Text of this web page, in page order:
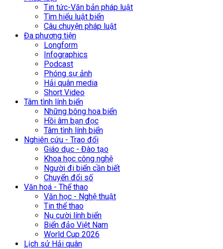
Tin tức-Văn bản pháp luật
Tìm hiểu luật biển
Câu chuyện pháp luật
Đa phương tiện
Longform
Infographics
Podcast
Phóng sự ảnh
Hải quân media
Short Video
Tâm tình lính biển
Những bông hoa biển
Hồi âm bạn đọc
Tâm tình lính biển
Nghiên cứu - Trao đổi
Giáo dục - Đào tạo
Khoa học công nghệ
Người đi biển cần biết
Chuyển đổi số
Văn hoá - Thể thao
Văn học - Nghệ thuật
Tin thể thao
Nụ cười lính biển
Biển đảo Việt Nam
World Cup 2026
Lịch sử Hải quân